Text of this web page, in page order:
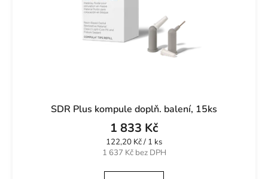
SDR Plus kompule doplň. balení, 15ks
1 637 Kč bez DPH
1 833 Kč
Měrná
cena:
122,20 Kč / 1 ks